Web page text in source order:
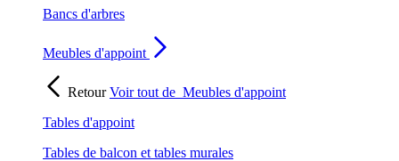
Bancs d'arbres
Meubles d'appoint
RetourVoir tout de Meubles d'appoint
Tables d'appoint
Tables de balcon et tables murales